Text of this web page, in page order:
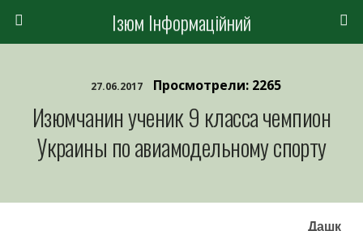
Ізюм Інформаційний
27.06.2017 Просмотрели: 2265
Изюмчанин ученик 9 класса чемпион
Украины по авиамодельному спорту
Дашк